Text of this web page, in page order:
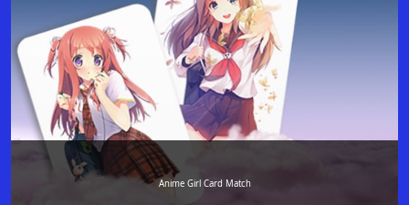
Anime Girl Card Match